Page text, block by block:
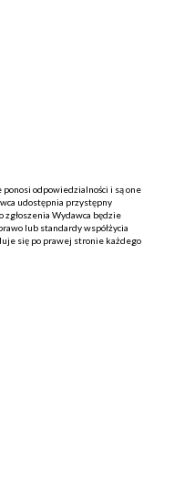
odpowiedzialności i są one
udostępnia przystępny
Wydawca będzie
lub standardy współżycia
się po prawej stronie każdego